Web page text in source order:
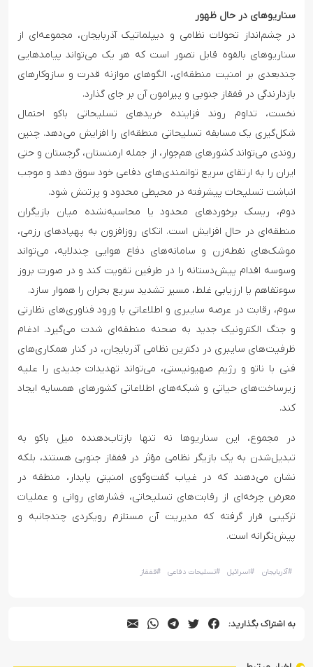
سناریوهای در حال ظهور
در چشم‌انداز تحولات نظامی و دیپلماتیک آذربایجان، مجموعه‌ای از
سناریوهای بالقوه قابل تصور است که هر یک می‌تواند پیامدهایی
چندبعدی بر امنیت منطقه‌ای، الگوهای موازنه قدرت و سازوکارهای
بازدارندگی در قفقاز جنوبی و پیرامون آن بر جای گذارد.
نخست، تداوم روند فزاینده خریدهای تسلیحاتی باکو احتمال
شکل‌گیری یک مسابقه تسلیحاتی منطقه‌ای را افزایش می‌دهد. چنین
روندی می‌تواند کشورهای هم‌جوار، از جمله ارمنستان، گرجستان و حتی
ایران را به ارتقای سریع توانمندی‌های دفاعی خود سوق دهد و موجب
انباشت تسلیحات پیشرفته در محیطی محدود و پرتنش شود.
دوم، ریسک برخوردهای محدود یا محاسبه‌نشده میان بازیگران
منطقه‌ای در حال افزایش است. اتکای روزافزون به پهپادهای رزمی،
موشک‌های نقطه‌زن و سامانه‌های دفاع هوایی چندلایه، می‌تواند
وسوسه اقدام پیش‌دستانه را در طرفین تقویت کند و در صورت بروز
سوء‌تفاهم یا ارزیابی غلط، مسیر تشدید سریع بحران را هموار سازد.
سوم، رقابت در عرصه سایبری و اطلاعاتی با ورود فناوری‌های نظارتی
و جنگ الکترونیک جدید به صحنه منطقه‌ای شدت می‌گیرد. ادغام
ظرفیت‌های سایبری در دکترین نظامی آذربایجان، در کنار همکاری‌های
فنی با ناتو و رژیم صهیونیستی، می‌تواند تهدیدات جدیدی را علیه
زیرساخت‌های حیاتی و شبکه‌های اطلاعاتی کشورهای همسایه ایجاد
کند.
در مجموع، این سناریوها نه تنها بازتاب‌دهنده میل باکو به
تبدیل‌شدن به یک بازیگر نظامی مؤثر در قفقاز جنوبی هستند، بلکه
نشان می‌دهند که در غیاب گفت‌وگوی امنیتی پایدار، منطقه در
معرض چرخه‌ای از رقابت‌های تسلیحاتی، فشارهای روانی و عملیات
ترکیبی قرار گرفته که مدیریت آن مستلزم رویکردی چندجانبه و
پیش‌نگرانه است.
#آذربایجان #اسرائیل #تسلیحات دفاعی #قفقاز
به اشتراک بگذارید: